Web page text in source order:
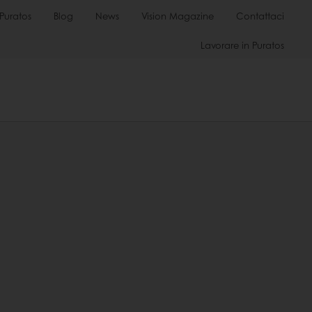
Blog News Vision Magazine Contattaci
Lavorare in Puratos